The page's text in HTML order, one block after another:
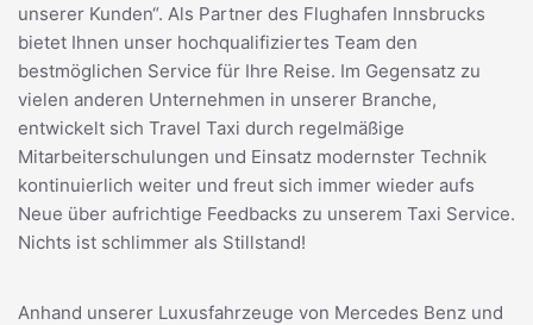
unserer Kunden“. Als Partner des Flughafen Innsbrucks
bietet Ihnen unser hochqualifiziertes Team den
bestmöglichen Service für Ihre Reise. Im Gegensatz zu
vielen anderen Unternehmen in unserer Branche,
entwickelt sich Travel Taxi durch regelmäßige
Mitarbeiterschulungen und Einsatz modernster Technik
kontinuierlich weiter und freut sich immer wieder aufs
Neue über aufrichtige Feedbacks zu unserem Taxi Service.
Nichts ist schlimmer als Stillstand!
Anhand unserer Luxusfahrzeuge von Mercedes Benz und